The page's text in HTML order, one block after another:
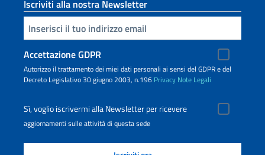
Iscriviti alla nostra Newsletter
Inserisci la tua email
Accettazione GDPR
Autorizzo il trattamento dei miei dati personali ai sensi del GDPR e del
Decreto Legislativo 30 giugno 2003, n.196 Privacy Note Legali
Sì, voglio iscrivermi alla Newsletter per ricevere
aggiornamenti sulle attività di questa sede